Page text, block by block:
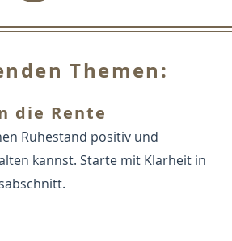
Themen:
die Rente
Ruhestand positiv und
kannst. Starte mit Klarheit in